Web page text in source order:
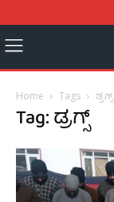
Home Tags ಡ್ರಗ್ಸ್
Tag: ಡ್ರಗ್ಸ್